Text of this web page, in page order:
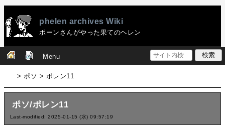
phelen archives Wiki
ポーンさんがやった果てのヘレン
Menu
> ポソ > ポレン11
ポソ/ポレン11
Last-modified: 2025-01-15 (水) 09:57:19